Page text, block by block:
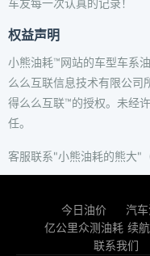
车友每一次认真的记录！
权益声明
小熊油耗™网站的车型车系
么么互联信息技术有限公司
得么么互联™的授权。未经
任。
客服联系"小熊油耗的熊大"
今日油价 汽
亿公里众测油耗 续
联系我们